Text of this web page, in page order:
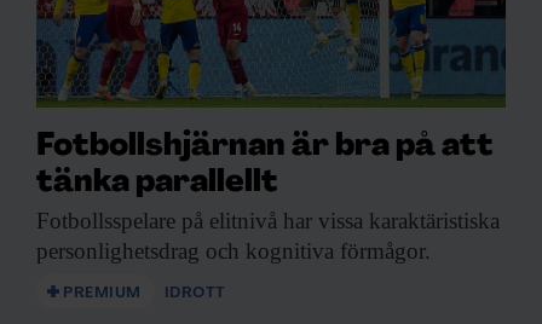
Fotbollshjärnan är bra på att
tänka parallellt
Fotbollsspelare på elitnivå har vissa karaktäristiska
personlighetsdrag och kognitiva förmågor.
PREMIUM IDROTT